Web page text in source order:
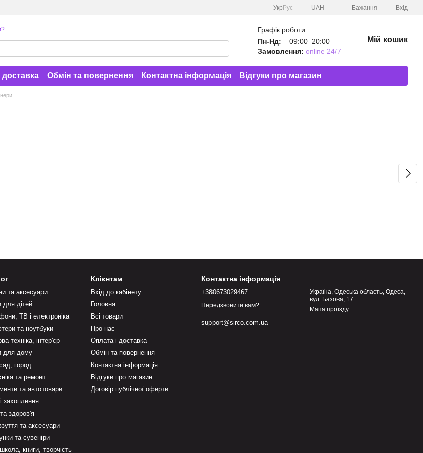
Укр Рус UAH Бажання Вхід
Графік роботи:
Пн-Нд:
09:00–20:00
Замовлення: online 24/7
Мій кошик
доставка Обмін та повернення Контактна інформація
Відгуки про магазин
та аксесуари
для дітей
ТВ і електроніка
та ноутбуки
техніка, інтер'єр
для дому
город
та ремонт
та автотовари
захоплення
здоров'я
та аксесуари
та сувеніри
книги, творчість
Клієнтам
Вхід до кабінету
Головна
Всі товари
Про нас
Оплата і доставка
Обмін та повернення
Контактна інформація
Відгуки про магазин
Договір публічної оферти
Контактна інформація
+380673029467
Передзвонити вам?
support@sirco.com.ua
Україна, Одеська область, Одеса,
вул. Базова, 17.
Мапа проїзду